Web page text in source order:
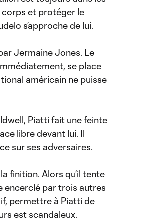
corps et protéger le
s’approche de lui.
Jermaine Jones. Le
se place
américain ne puisse
Piatti fait une feinte
libre devant lui. Il
sur ses adversaires.
finition. Alors qu’il tente
encerclé par trois autres
permettre à Piatti de
est scandaleux.